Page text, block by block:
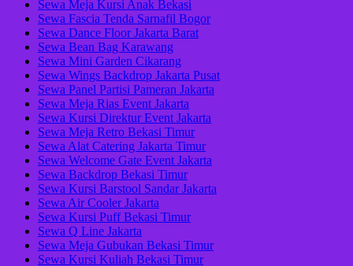
Sewa Meja Kursi Anak Bekasi
Sewa Fascia Tenda Sarnafil Bogor
Sewa Dance Floor Jakarta Barat
Sewa Bean Bag Karawang
Sewa Mini Garden Cikarang
Sewa Wings Backdrop Jakarta Pusat
Sewa Panel Partisi Pameran Jakarta
Sewa Meja Rias Event Jakarta
Sewa Kursi Direktur Event Jakarta
Sewa Meja Retro Bekasi Timur
Sewa Alat Catering Jakarta Timur
Sewa Welcome Gate Event Jakarta
Sewa Backdrop Bekasi Timur
Sewa Kursi Barstool Sandar Jakarta
Sewa Air Cooler Jakarta
Sewa Kursi Puff Bekasi Timur
Sewa Q Line Jakarta
Sewa Meja Gubukan Bekasi Timur
Sewa Kursi Kuliah Bekasi Timur